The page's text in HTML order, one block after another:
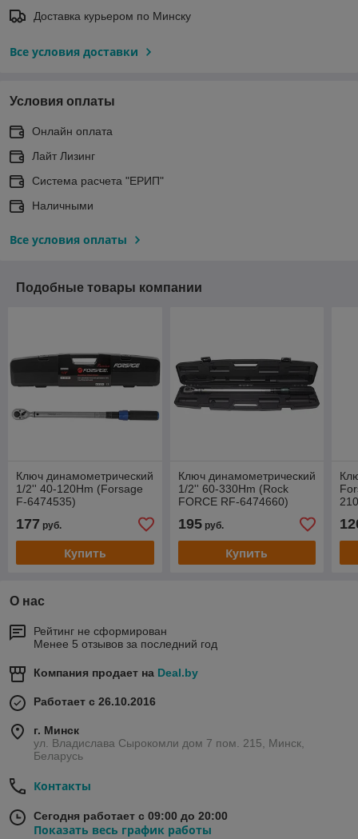
Доставка курьером по Минску
Все условия доставки
Условия оплаты
Онлайн оплата
Лайт Лизинг
Система расчета "ЕРИП"
Наличными
Все условия оплаты
Подобные товары компании
Ключ динамометрический
1/2'' 40-120Нm (Forsage
F-6474535)
177 руб.
Купить
Ключ динамометрический
1/2'' 60-330Нm (Rock
FORCE RF-6474660)
195руб.
Купить
О нас
Рейтинг не сформирован
Менее 5 отзывов за последний год
Компания продает на Deal.by
Работает с 26.10.2016
г. Минск
ул. Владислава Сырокомли дом 7 пом. 215, Минск,
Беларусь
Контакты
Сегодня работает с 09:00 до 20:00
Показать весь график работы